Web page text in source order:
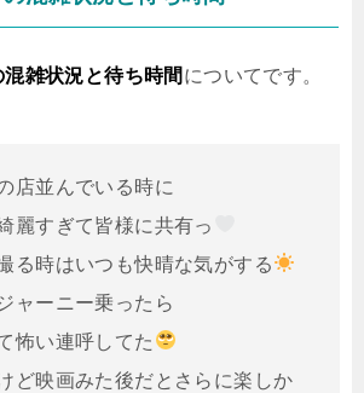
雑状況と待ち時間 についてです。
店並んでいる時に
麗すぎて皆様に共有っ
る時はいつも快晴な気がする
ャーニー乗ったら
怖い連呼してた
ど映画みた後だとさらに楽しか